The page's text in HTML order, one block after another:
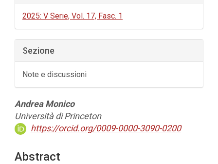
2025: V Serie, Vol. 17, Fasc. 1
Sezione
Note e discussioni
Contenuto
principale
dell'articolo
Andrea Monico
Università di Princeton
https://orcid.org/0009-0000-3090-0200
Abstract